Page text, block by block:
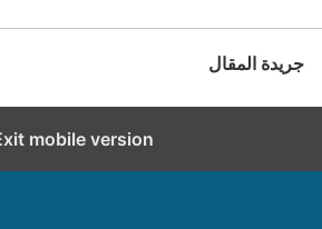
جريدة المقال
mobile version